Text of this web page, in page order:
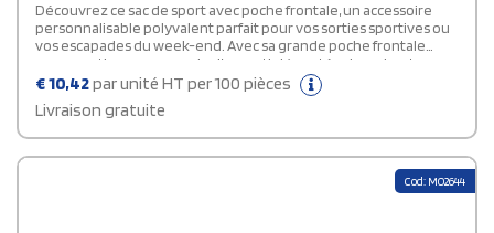
Découvrez ce sac de sport avec poche frontale, un accessoire
personnalisable polyvalent parfait pour vos sorties sportives ou
vos escapades du week-end. Avec sa grande poche frontale
super pratique pour garder l’essentiel à portée de main, et sa
bandoulière réglable (et amovible si besoin), il s’adapte vraiment
à votre rythme. Fabriqué en polyester 600D, il est à la fois robuste
et léger — idéal pour vous suivre partout sans faillir.
€10,42par unité HT per 100 pièces
Livraison gratuite
Cod: MO2644